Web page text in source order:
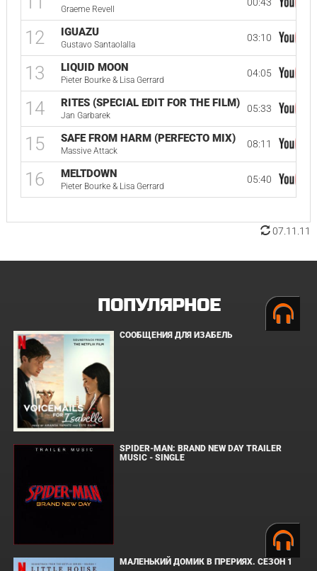
Graeme Revell
12 IGUAZU
Gustavo Santaolalla
03:10
13 LIQUID MOON
Pieter Bourke & Lisa Gerrard
04:05
14 RITES (SPECIAL EDIT FOR THE FILM)
Jan Garbarek
05:33
15 SAFE FROM HARM (PERFECTO MIX)
Massive Attack
08:11
16 MELTDOWN
Pieter Bourke & Lisa Gerrard
05:40
07.11.11
ПОПУЛЯРНОЕ
СООБЩЕНИЯ ДЛЯ ИЗАБЕЛЬ
SPIDER-MAN: BRAND NEW DAY TRAILER
MUSIC - SINGLE
МАЛЕНЬКИЙ ДОМИК В ПРЕРИЯХ. СЕЗОН 1